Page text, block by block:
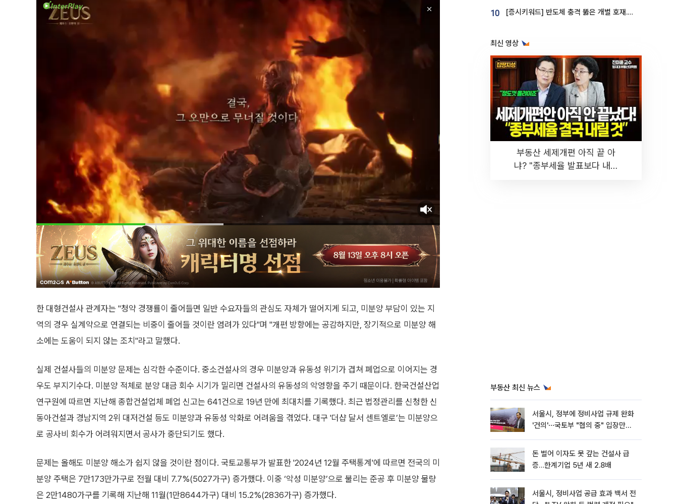
한 대형건설사 관계자는 "청약 경쟁률이 줄어들면 일반 수요자들의 관심도 자체가 떨어지게 되고, 미분양 부담이 있는 지
역의 경우 실계약으로 연결되는 비중이 줄어들 것이란 염려가 있다"며 "개편 방향에는 공감하지만, 장기적으로 미분양 해
소에는 도움이 되지 않는 조치"라고 말했다.
실제 건설사들의 미분양 문제는 심각한 수준이다. 중소건설사의 경우 미분양과 유동성 위기가 겹쳐 폐업으로 이어지는 경
우도 부지기수다. 미분양 적체로 분양 대금 회수 시기가 밀리면 건설사의 유동성의 악영향을 주기 때문이다. 한국건설산업
연구원에 따르면 지난해 종합건설업체 폐업 신고는 641건으로 19년 만에 최대치를 기록했다. 최근 법정관리를 신청한 신
동아건설과 경남지역 2위 대저건설 등도 미분양과 유동성 악화로 어려움을 겪었다. 대구 '더샵 달서 센트엘로’는 미분양으
로 공사비 회수가 어려워지면서 공사가 중단되기도 했다.
문제는 올해도 미분양 해소가 쉽지 않을 것이란 점이다. 국토교통부가 발표한 '2024년 12월 주택통계'에 따르면 전국의 미
분양 주택은 7만173만가구로 전월 대비 7.7%(5027가구) 증가했다. 이중 ‘악성 미분양’으로 불리는 준공 후 미분양 물량
은 2만1480가구를 기록해 지난해 11월(1만8644가구) 대비 15.2%(2836가구) 증가했다.
10 [증시키워드] 반도체 충격 뚫은 개별 호재...포스코퓨처엠·에코프로·한화솔루션 '눈길'
최신 영상
부동산 세제개편 아직 끝 아
냐? "종부세율 발표보다 내릴
부동산 최신 뉴스
서울시, 정부에 정비사업 규제 완화
'건의'⋯국토부 "협의 중" 입장만
돈 벌어 이자도 못 갚는 건설사 급
증…한계기업 5년 새 2.8배
서울시, 정비사업 공급 효과 백서 전